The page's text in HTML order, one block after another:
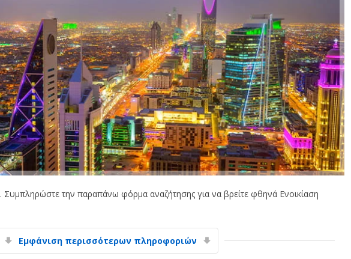
. Συμπληρώστε την παραπάνω φόρμα αναζήτησης για να βρείτε φθηνά Ενοικίαση
Εμφάνιση περισσότερων πληροφοριών
Αποκτήστε πρόσβαση σε αποκλειστικές
προσφορές συνεργατών